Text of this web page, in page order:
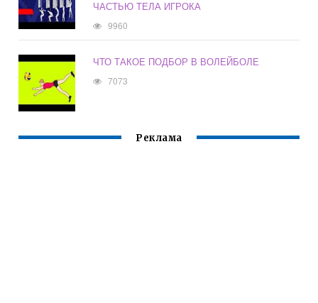
ЧАСТЬЮ ТЕЛА ИГРОКА
9960
ЧТО ТАКОЕ ПОДБОР В ВОЛЕЙБОЛЕ
7073
Реклама